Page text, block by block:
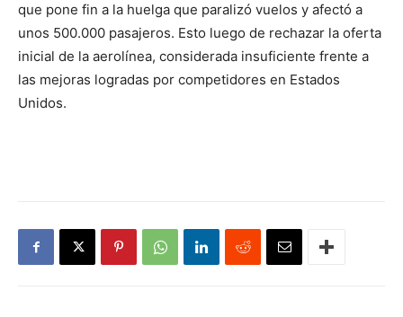
que pone fin a la huelga que paralizó vuelos y afectó a
unos 500.000 pasajeros. Esto luego de rechazar la oferta
inicial de la aerolínea, considerada insuficiente frente a
las mejoras logradas por competidores en Estados
Unidos.